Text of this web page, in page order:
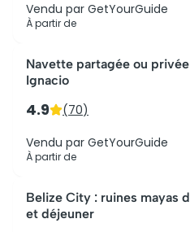
Vendu par GetYourGuide
À partir de
Navette partagée ou
Ignacio
4.9 (70)
Vendu par GetYourGuide
À partir de
Belize City : ruines mayas
et déjeuner